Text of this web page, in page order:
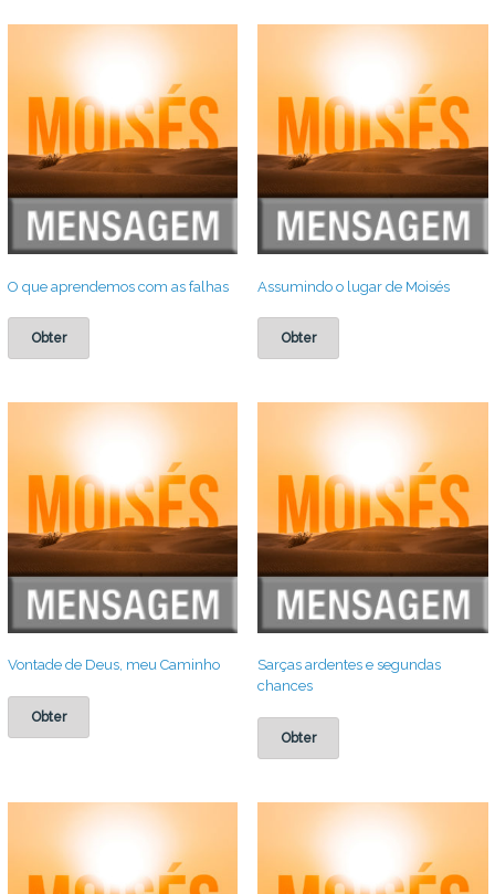
O que aprendemos com as falhas
Obter
Assumindo o lugar de Moisés
Obter
Vontade de Deus, meu Caminho
Obter
Sarças ardentes e segundas
chances
Obter